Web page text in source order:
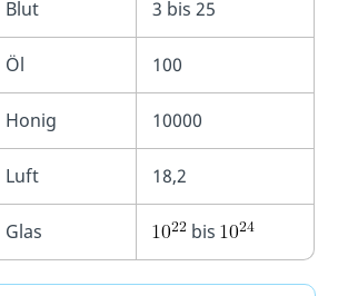
Blut 3 bis 25
Öl 100
Honig 10000
Luft 18,2
Glas bis